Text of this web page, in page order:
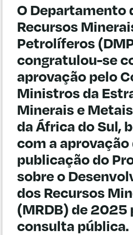
O Departamento
Recursos
Petrolíferos
congratulou-se
aprovação pelo
Ministros da
Minerais e
da África do Sul,
com a aprovação
publicação do
sobre o
dos Recursos
(MRDB) de 2025
consulta pública.